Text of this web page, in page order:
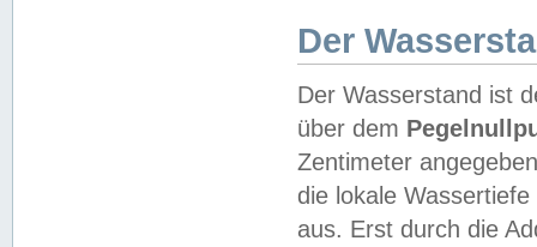
Der
Der Wasserstand ist
über dem
Zentimeter
die lokale
aus. Erst durch die